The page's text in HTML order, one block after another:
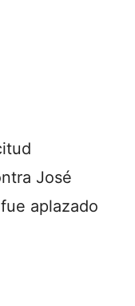
José
aplazado